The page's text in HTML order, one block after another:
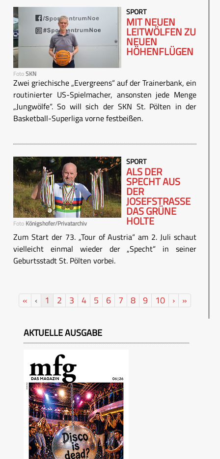
FotoSKN
SPORT
MIT NEUEN
LEITWÖLFEN ZU
NEUEN
HÖHENFLÜGEN
Zwei griechische „Evergreens“ auf der Trainerbank, ein
routinierter US-Spielmacher, ansonsten jede Menge
„Jungwölfe“. So will sich der SKN St. Pölten in der
Basketball-Superliga vorne festbeißen.
Foto Königshofer/Privatarchiv
SPORT
ALS DER
SPECHT AUS
DER
JOSEFSTRASSE
DAS GRÜNE H
OLTE
Zum Start der 73. „Tour of Austria“ am 2. Juli schaut
vielleicht einmal wieder der „Specht“ in seiner
Geburtsstadt St. Pölten vorbei.
« ‹ 1 2 3 4 5 6 7 8 9 10 › »
AKTUELLE AUSGABE